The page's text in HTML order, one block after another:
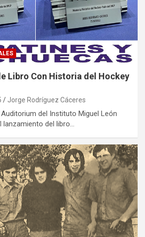
Libro Con Historia del Hockey
Jorge Rodríguez Cáceres
del Instituto Miguel León
lanzamiento del libro…